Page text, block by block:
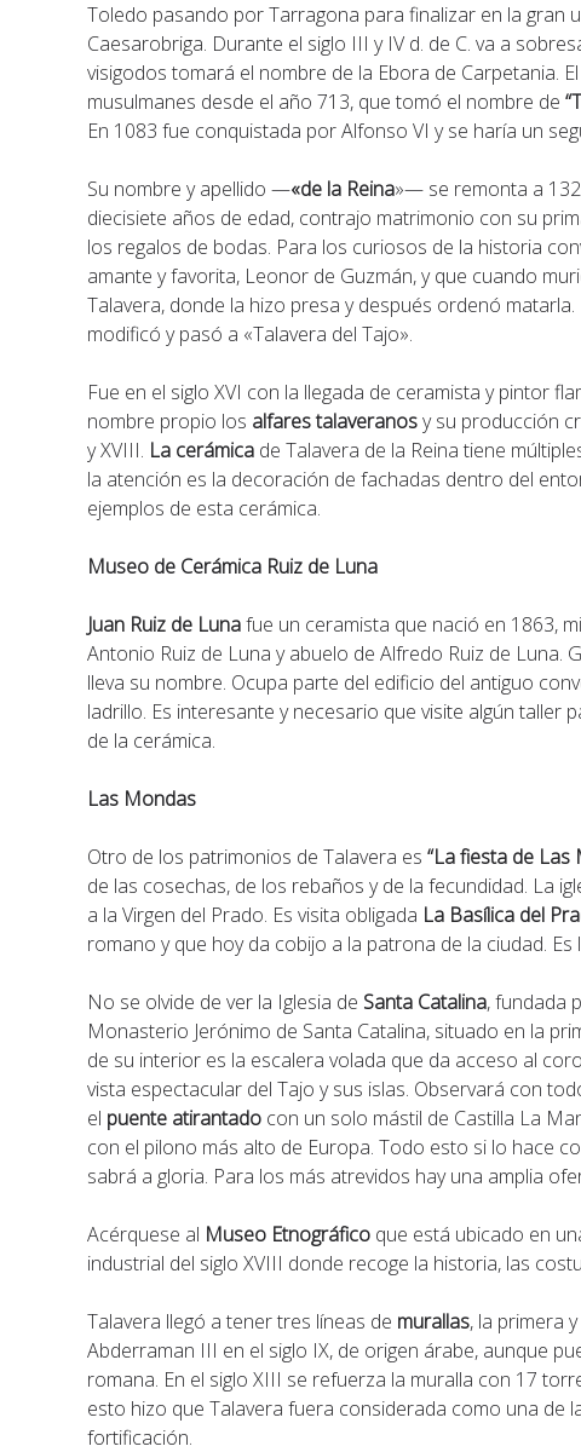
Toledo pasando por Tarragona para finalizar en la gran
Caesarobriga. Durante el siglo III y IV d. de C. va a
visigodos tomará el nombre de la Ebora de Carpetania.
musulmanes desde el año 713, que tomó el nombre de
En 1083 fue conquistada por Alfonso VI y se haría un
Su nombre y apellido —«de la Reina»— se remonta a
diecisiete años de edad, contrajo matrimonio con su
los regalos de bodas. Para los curiosos de la historia
amante y favorita, Leonor de Guzmán, y que cuando
Talavera, donde la hizo presa y después ordenó
modificó y pasó a «Talavera del Tajo».
Fue en el siglo XVI con la llegada de ceramista y pintor
nombre propio los alfares talaveranosy su producción
y XVIII. La cerámica de Talavera de la Reina tiene
la atención es la decoración de fachadas dentro del
ejemplos de esta cerámica.
Museo de Cerámica Ruiz de Luna
Juan Ruiz de Lunafue un ceramista que nació en 1863,
Antonio Ruiz de Luna y abuelo de Alfredo Ruiz de
lleva su nombre. Ocupa parte del edificio del antiguo
ladrillo. Es interesante y necesario que visite algún
de la cerámica.
Las Mondas
Otro de los patrimonios de Talavera es“La fiesta de Las
de las cosechas, de los rebaños y de la fecundidad. La
a la Virgen del Prado. Es visita obligada La Basílica del
romano y que hoy da cobijo a la patrona de la ciudad. Es
No se olvide de ver la Iglesia de Santa Catalina, fundada
Monasterio Jerónimo de Santa Catalina, situado en la
de su interior es la escalera volada que da acceso al
vista espectacular del Tajo y sus islas. Observará con
el puente atirantado con un solo mástil de Castilla La
con el pilono más alto de Europa. Todo esto si lo hace
sabrá a gloria. Para los más atrevidos hay una amplia
Acérquese al Museo Etnográfico que está ubicado en
industrial del siglo XVIII donde recoge la historia, las
Talavera llegó a tener tres líneas de murallas, la primera
Abderraman III en el siglo IX, de origen árabe, aunque
romana. En el siglo XIII se refuerza la muralla con 17
esto hizo que Talavera fuera considerada como una de
fortificación.